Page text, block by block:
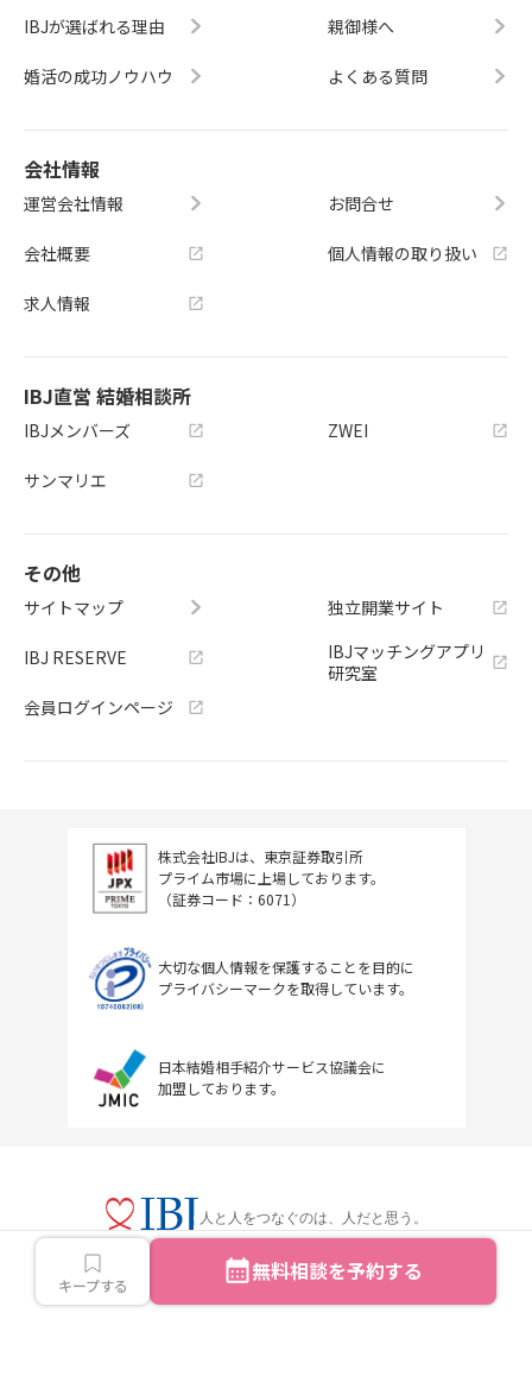
キープする 無料相談を予約する
IBJが選ばれる理由
婚活の成功ノウハウ
親御様へ
よくある質問
会社情報
運営会社情報
会社概要
求人情報
お問合せ
個人情報の取り扱い
IBJ直営 結婚相談所
IBJメンバーズ
サンマリエ
ZWEI
その他
サイトマップ
IBJ RESERVE
会員ログインページ
独立開業サイト
IBJマッチングアプリ
研究室
株式会社IBJは、東京証券取引所
プライム市場に上場しております。
（証券コード：6071）
大切な個人情報を保護することを目的に
プライバシーマークを取得しています。
日本結婚相手紹介サービス協議会に
加盟しております。
人と人をつなぐのは、人だと思う。